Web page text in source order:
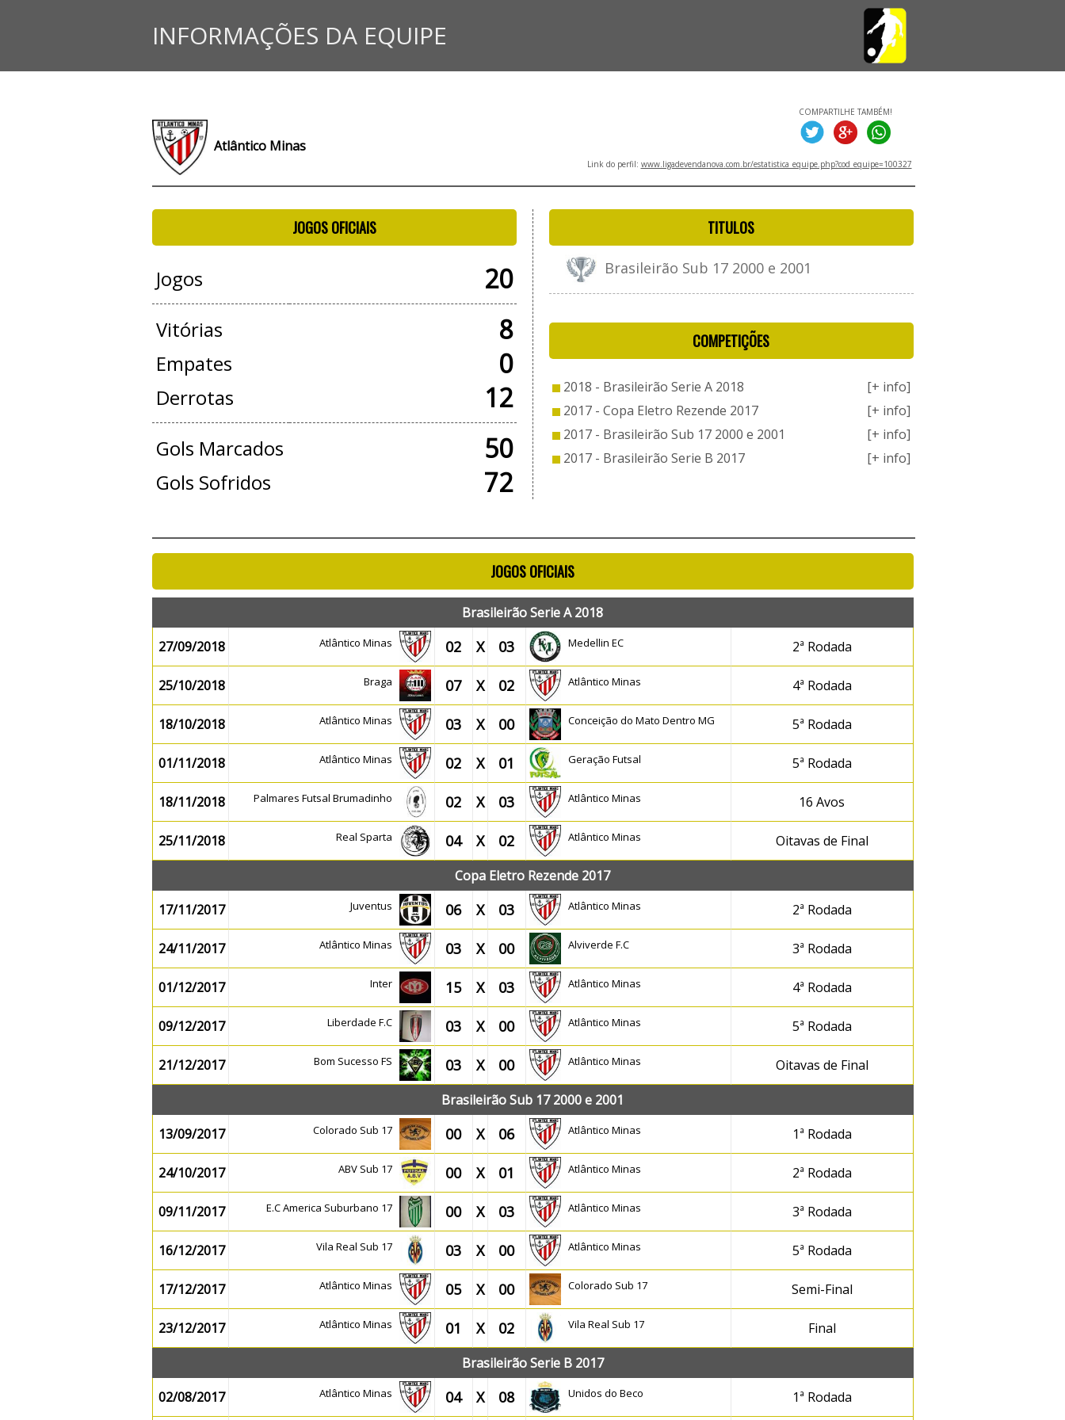
INFORMAÇÕES DA EQUIPE
Atlântico Minas
COMPARTILHE TAMBÉM!
Link do perfil: www.ligadevendanova.com.br/estatistica_equipe.php?cod_equipe=100327
JOGOS OFICIAIS
Jogos 20
Vitórias 8
Empates 0
Derrotas 12
Gols Marcados 50
Gols Sofridos 72
TITULOS
Brasileirão Sub 17 2000 e 2001
COMPETIÇÕES
2018 - Brasileirão Serie A 2018
[+ info]
2017 - Copa Eletro Rezende 2017
[+ info]
2017 - Brasileirão Sub 17 2000 e 2001
[+ info]
2017 - Brasileirão Serie B 2017
[+ info]
JOGOS OFICIAIS
Brasileirão Serie A 2018
27/09/2018
Atlântico Minas 02 X 03 Medellin EC 2ª Rodada
25/10/2018 Braga 07 X 02 Atlântico Minas 4ª Rodada
18/10/2018 Atlântico Minas 03 X 00 Conceição do Mato Dentro MG 5ª Rodada
01/11/2018 Atlântico Minas 02 X 01 Geração Futsal 5ª Rodada
18/11/2018 Palmares Futsal Brumadinho 02 X 03 Atlântico Minas 16 Avos
25/11/2018 Real Sparta 04 X 02 Atlântico Minas
Oitavas de Final
Copa Eletro Rezende 2017
17/11/2017
Juventus 06 X 03 Atlântico Minas 2ª Rodada
24/11/2017 Atlântico Minas 03 X 00 Alviverde F.C 3ª Rodada
01/12/2017 Inter 15 X 03 Atlântico Minas 4ª Rodada
09/12/2017 Liberdade F.C 03 X 00 Atlântico Minas 5ª Rodada
21/12/2017 Bom Sucesso FS 03 X 00 Atlântico Minas
Oitavas de Final
Brasileirão Sub 17 2000 e 2001
13/09/2017
Colorado Sub 17 00 X 06 Atlântico Minas 1ª Rodada
24/10/2017 ABV Sub 17 00 X 01 Atlântico Minas 2ª Rodada
09/11/2017 E.C America Suburbano 17 00 X 03 Atlântico Minas 3ª Rodada
16/12/2017 Vila Real Sub 17 03 X 00 Atlântico Minas 5ª Rodada
17/12/2017 Atlântico Minas 05 X 00 Colorado Sub 17 Semi-Final
23/12/2017 Atlântico Minas 01 X 02 Vila Real Sub 17
Final
Brasileirão Serie B 2017
02/08/2017
Atlântico Minas 04 X 08 Unidos do Beco 1ª Rodada